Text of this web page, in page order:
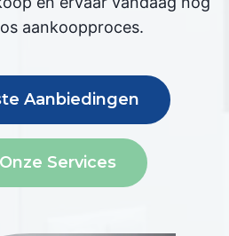
aankoopproces.
Aanbiedingen
Services